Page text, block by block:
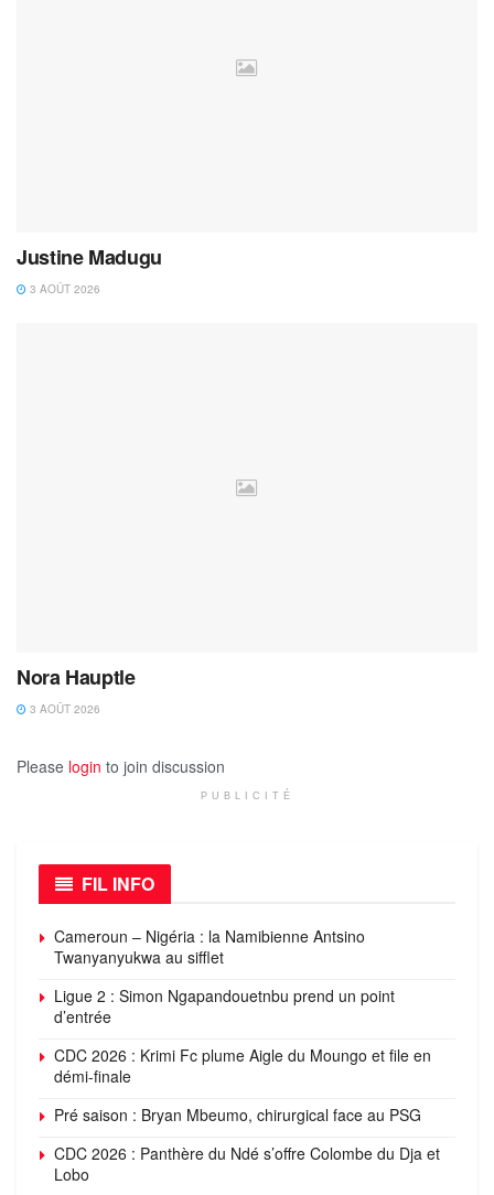
Justine Madugu
3 AOÛT 2026
Nora Hauptle
3 AOÛT 2026
Please login to join discussion
PUBLICITÉ
FIL INFO
Cameroun – Nigéria : la Namibienne Antsino
Twanyanyukwa au sifflet
Ligue 2 : Simon Ngapandouetnbu prend un point
d’entrée
CDC 2026 : Krimi Fc plume Aigle du Moungo et file en
démi-finale
Pré saison : Bryan Mbeumo, chirurgical face au PSG
CDC 2026 : Panthère du Ndé s’offre Colombe du Dja et
Lobo